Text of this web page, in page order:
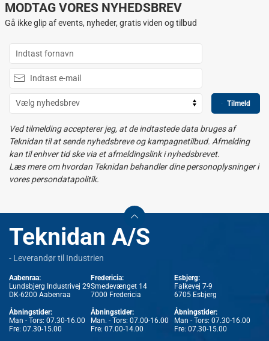
MODTAG VORES NYHEDSBREV
Gå ikke glip af events, nyheder, gratis viden og tilbud
Tilmeld
Ved tilmelding accepterer jeg, at de indtastede data bruges af
Teknidan til at sende nyhedsbreve og kampagnetilbud. Afmelding
kan til enhver tid ske via et afmeldingslink i nyhedsbrevet.
Læs mere om hvordan Teknidan behandler dine personoplysninger i
vores persondatapolitik.
Teknidan A/S
- Leverandør til Industrien
Aabenraa:
Lundsbjerg Industrivej 29
DK-6200 Aabenraa
Åbningstider:
Man - Tors: 07.30-16.00
Fre: 07.30-15.00
Fredericia:
Smedevænget 14
7000 Fredericia
Åbningstider:
Man. - Tors: 07.00-16.00
Fre: 07.00-14.00
Esbjerg:
Falkevej 7-9
6705 Esbjerg
Åbningstider:
Man - Tors: 07.30-16.00
Fre: 07.30-15.00